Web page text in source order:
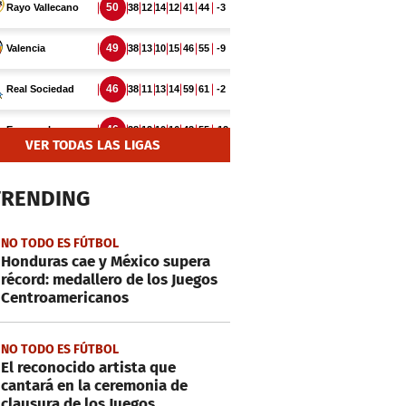
VER TODAS LAS LIGAS
NO TODO ES FÚTBOL
Honduras cae y México supera
récord: medallero de los Juegos
Centroamericanos
NO TODO ES FÚTBOL
El reconocido artista que
cantará en la ceremonia de